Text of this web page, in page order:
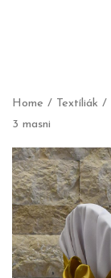
Home / Textíliák /
3 masni